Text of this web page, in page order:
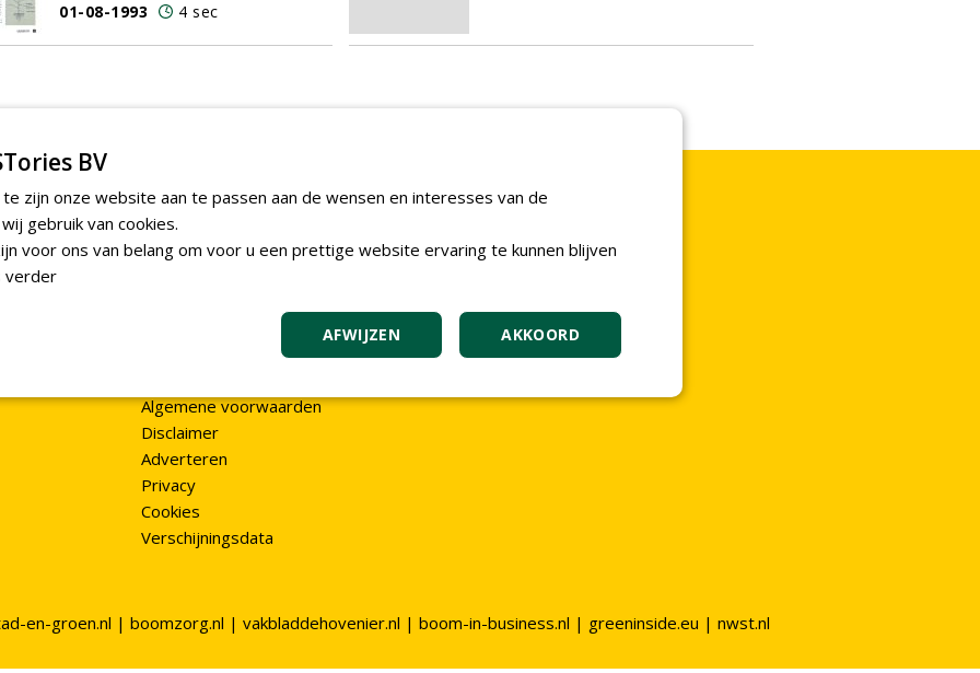
01-08-1993
4 sec
Fysiek abonnement
Over ons
Duurzaamheid & NWST
Algemene voorwaarden
Disclaimer
Adverteren
Privacy
Cookies
Verschijningsdata
info@nwst.nl
06-42798144
en-groen.nl | boomzorg.nl | vakbladdehovenier.nl | boom-in-business.nl | greeninside.eu | nwst.nl
BV
zijn onze website aan te passen aan de wensen en interesses van de
gebruik van cookies.
voor ons van belang om voor u een prettige website ervaring te kunnen blijven
verder
AKKOORD
AFWIJZEN